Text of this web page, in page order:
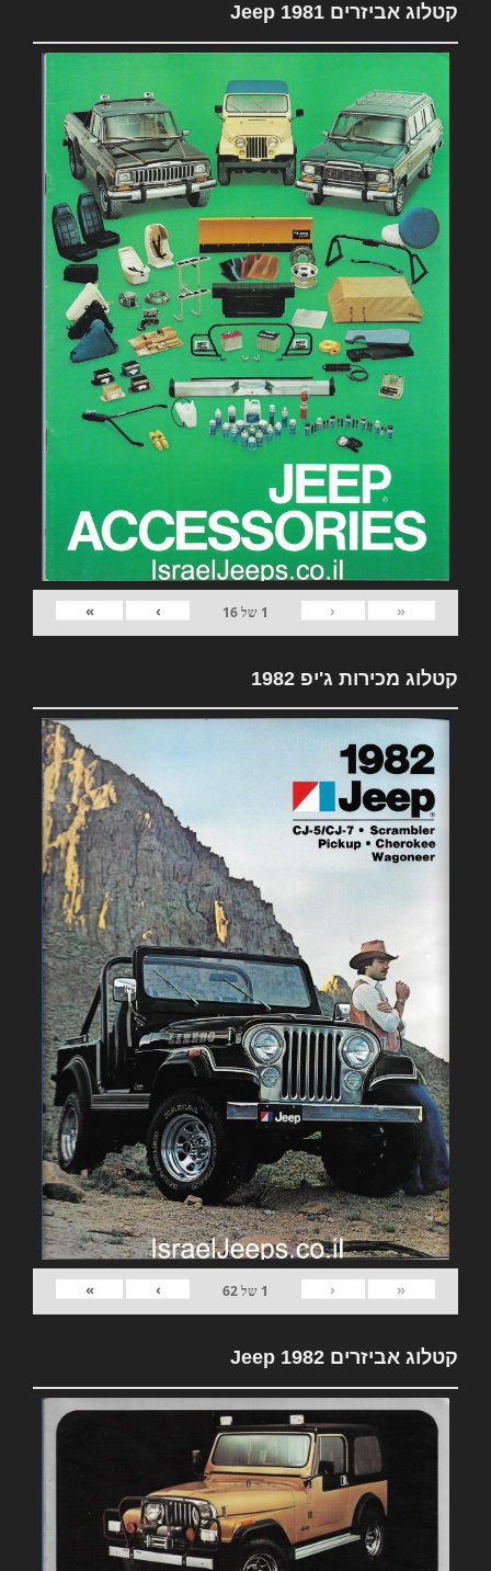
קטלוג אביזרים 1981 Jeep
«
‹
1 של16
›
»
קטלוג מכירות ג'יפ 1982
«
‹
1 של62
›
»
קטלוג אביזרים 1982 Jeep